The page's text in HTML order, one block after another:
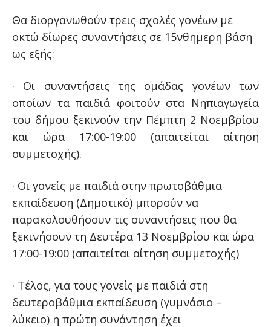
Θα διοργανωθούν τρεις σχολές γονέων με
οκτώ δίωρες συναντήσεις σε 15νθημερη βάση
ως εξής:
· Οι συναντήσεις της ομάδας γονέων των
οποίων τα παιδιά φοιτούν στα Νηπιαγωγεία
του δήμου ξεκινούν την Πέμπτη 2 Νοεμβρίου
και ώρα 17:00-19:00 (απαιτείται αίτηση
συμμετοχής).
· Οι γονείς με παιδιά στην πρωτοβάθμια
εκπαίδευση (Δημοτικό) μπορούν να
παρακολουθήσουν τις συναντήσεις που θα
ξεκινήσουν τη Δευτέρα 13 Νοεμβρίου και ώρα
17:00-19:00 (απαιτείται αίτηση συμμετοχής)
· Τέλος, για τους γονείς με παιδιά στη
δευτεροβάθμια εκπαίδευση (γυμνάσιο –
λύκειο) η πρώτη συνάντηση έχει